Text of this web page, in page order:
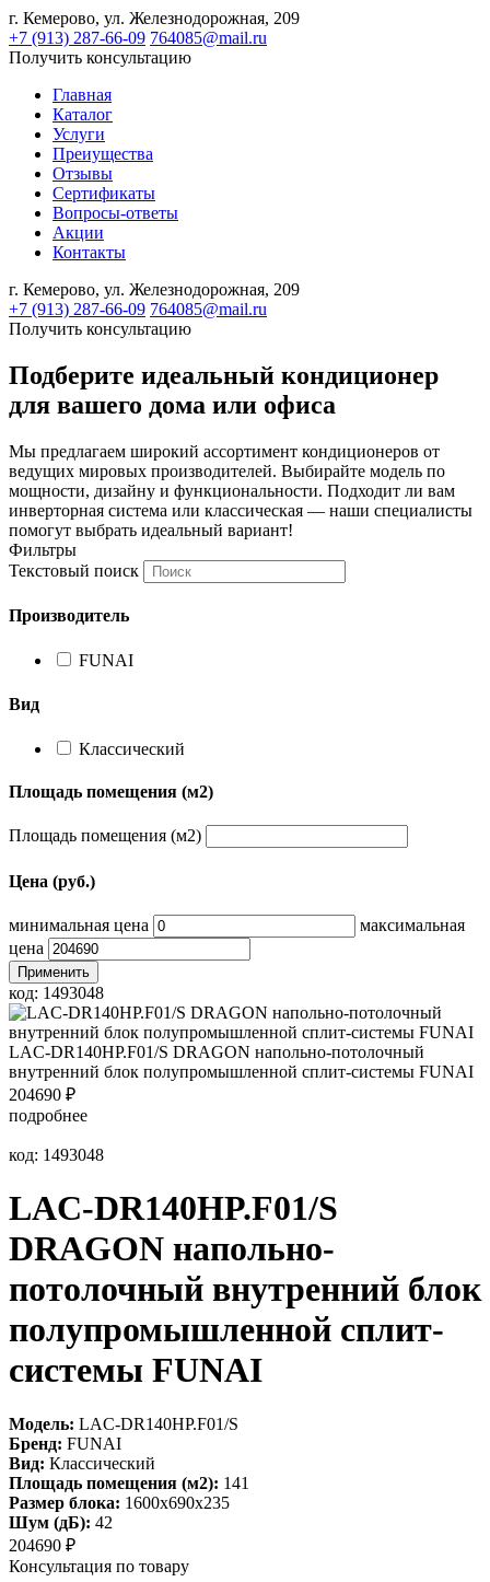
г. Кемерово, ул. Железнодорожная, 209
+7 (913) 287-66-09 764085@mail.ru
Получить консультацию
Главная
Каталог
Услуги
Преиущества
Отзывы
Сертификаты
Вопросы-ответы
Акции
Контакты
г. Кемерово, ул. Железнодорожная, 209
+7 (913) 287-66-09 764085@mail.ru
Получить консультацию
Подберите идеальный кондиционер
для вашего дома или офиса
Мы предлагаем широкий ассортимент кондиционеров от
ведущих мировых производителей. Выбирайте модель по
мощности, дизайну и функциональности. Подходит ли вам
инверторная система или классическая — наши специалисты
помогут выбрать идеальный вариант!
Фильтры
Текстовый поиск
Производитель
FUNAI
Вид
Классический
Площадь помещения (м2)
Площадь помещения (м2)
Цена (руб.)
минимальная цена
максимальная
цена
Применить
код: 1493048
LAC-DR140HP.F01/S DRAGON напольно-потолочный
внутренний блок полупромышленной сплит-системы FUNAI
204690 ₽
подробнее
код: 1493048
LAC-DR140HP.F01/S
DRAGON напольно-
потолочный внутренний блок
полупромышленной сплит-
системы FUNAI
Модель: LAC-DR140HP.F01/S
Бренд: FUNAI
Вид: Классический
Площадь помещения (м2): 141
Размер блока: 1600х690х235
Шум (дБ): 42
204690 ₽
Консультация по товару